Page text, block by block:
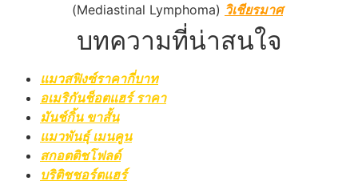
(Mediastinal Lymphoma) วิเชียรมาศ
บทความที่น่าสนใจ
แมวสฟิงซ์ราคากี่บาท
อเมริกันช็อตแฮร์ ราคา
มันช์กิ้น ขาสั้น
แมวพันธุ์ เมนคูน
สกอตติชโฟลด์
บริติชชอร์ตแฮร์